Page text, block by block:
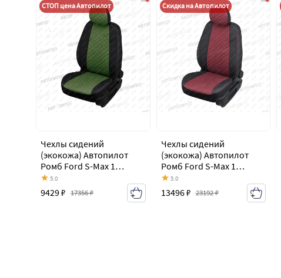
СТОП цена Автопилот
Чехлы сидений
(экокожа) Автопилот
Ромб Ford S-Max 1
дорестайлинг (2006-
2010)
5.0
9429 ₽ 17356 ₽
Скидка на Автопилот
Чехлы сидений
(экокожа) Автопилот
Ромб Ford S-Max 1
дорестайлинг (2006-
2010)
5.0
13496 ₽ 23192 ₽